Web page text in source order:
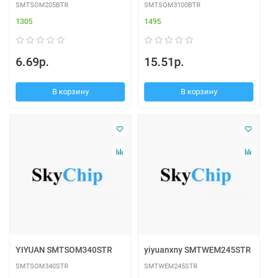
SMTSOM205BTR
1305
6.69р.
В корзину
SMTSOM3100BTR
1495
15.51р.
В корзину
YIYUAN SMTSOM340STR
SMTSOM340STR
yiyuanxny SMTWEM245STR
SMTWEM245STR